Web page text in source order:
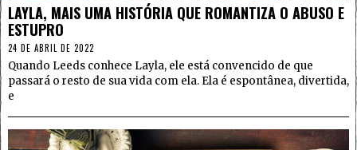
LAYLA, MAIS UMA HISTÓRIA QUE ROMANTIZA O ABUSO E
ESTUPRO
24 DE ABRIL DE 2022
Quando Leeds conhece Layla, ele está convencido de que
passará o resto de sua vida com ela. Ela é espontânea, divertida,
e